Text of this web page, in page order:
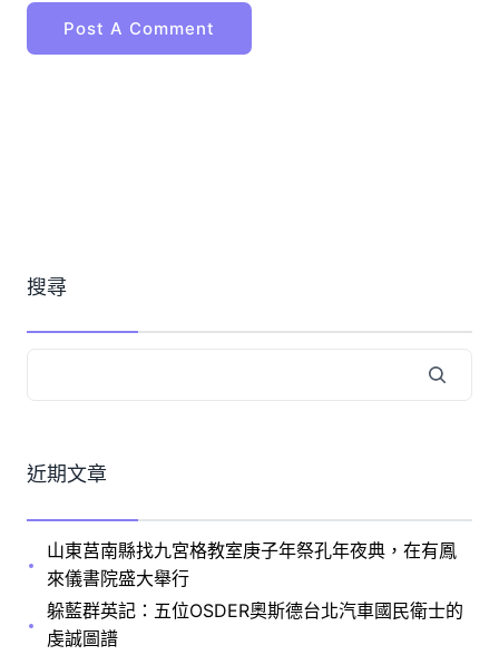
搜尋
近期文章
山東莒南縣找九宮格教室庚子年祭孔年夜典，在有鳳
來儀書院盛大舉行
躲藍群英記：五位OSDER奧斯德台北汽車國民衛士的
虔誠圖譜